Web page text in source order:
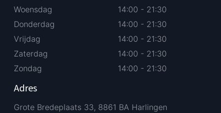
Woensdag
Donderdag
Vrijdag
Zaterdag
Zondag
14:00 - 21:30
14:00 - 21:30
14:00 - 21:30
14:00 - 21:30
14:00 - 21:30
Adres
Grote Bredeplaats 33, 8861 BA Harlingen